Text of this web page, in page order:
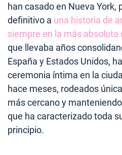
han casado en Nueva York,
definitivo a una historia de
siempre en la más absoluta
que llevaba años
España y Estados Unidos,
ceremonia íntima en la
hace meses, rodeados
más cercano y
que ha caracterizado toda
principio.